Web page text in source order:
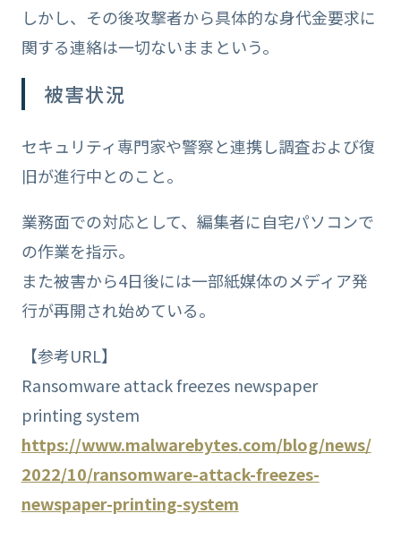
しかし、その後攻撃者から具体的な身代金要求に
関する連絡は一切ないままという。
被害状況
セキュリティ専門家や警察と連携し調査および復
旧が進行中とのこと。
業務面での対応として、編集者に自宅パソコンで
の作業を指示。
また被害から4日後には一部紙媒体のメディア発
行が再開され始めている。
【参考URL】
Ransomware attack freezes newspaper
printing system
https://www.malwarebytes.com/blog/news/
2022/10/ransomware-attack-freezes-
newspaper-printing-system